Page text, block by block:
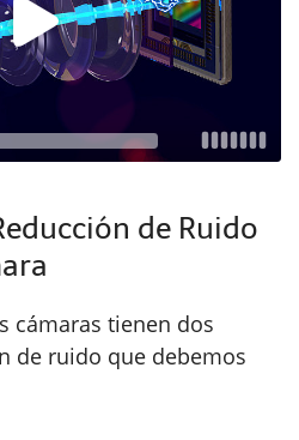
de Ruido
cámaras tienen dos
de ruido que debemos